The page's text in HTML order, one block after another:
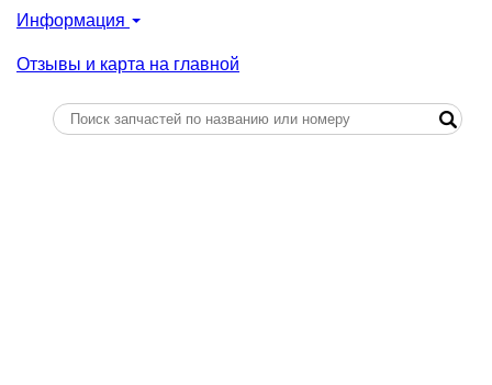
Информация
Отзывы и карта на главной